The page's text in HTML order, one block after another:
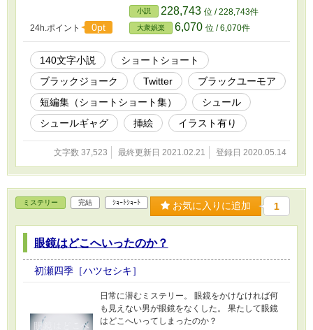
24h.ポイント 0pt
小説 228,743 位 / 228,743件
大衆娯楽 6,070 位 / 6,070件
140文字小説
ショートショート
ブラックジョーク
Twitter
ブラックユーモア
短編集（ショートショート集）
シュール
シュールギャグ
挿絵 イラスト有り
文字数 37,523 最終更新日 2021.02.21 登録日 2020.05.14
ミステリー 完結 ｼｮｰﾄｼｮｰﾄ お気に入りに追加 1
眼鏡はどこへいったのか？
初瀬四季［ハツセシキ］
日常に潜むミステリー。 眼鏡をかけなければ何
も見えない男が眼鏡をなくした。 果たして眼鏡
はどこへいってしまったのか？